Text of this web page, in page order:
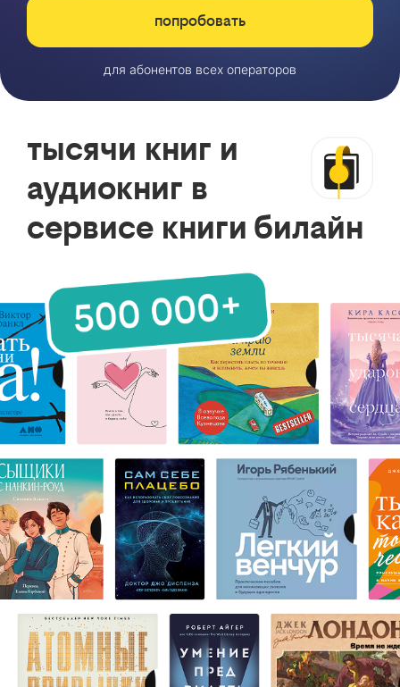
попробовать
для абонентов всех операторов
тысячи книг и
аудиокниг в
сервисе книги билайн